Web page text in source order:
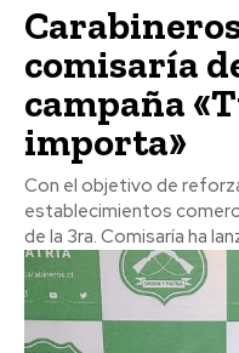
comisaría
campaña
importa»
Con el objetivo de
establecimientos
de la 3ra. Comisaría ha